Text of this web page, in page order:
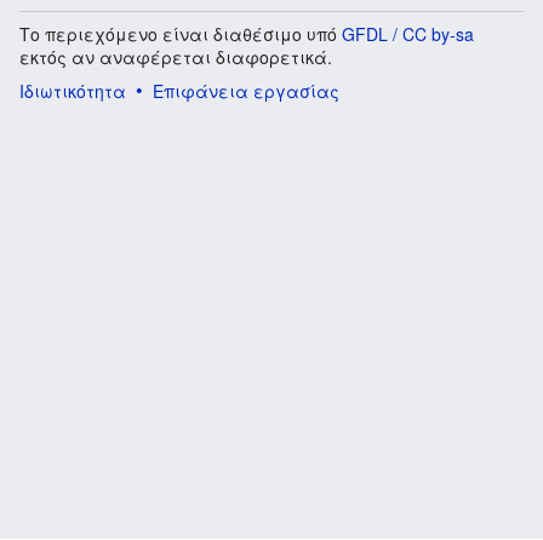
Το περιεχόμενο είναι διαθέσιμο υπό GFDL / CC by-sa
εκτός αν αναφέρεται διαφορετικά.
Ιδιωτικότητα
Επιφάνεια εργασίας